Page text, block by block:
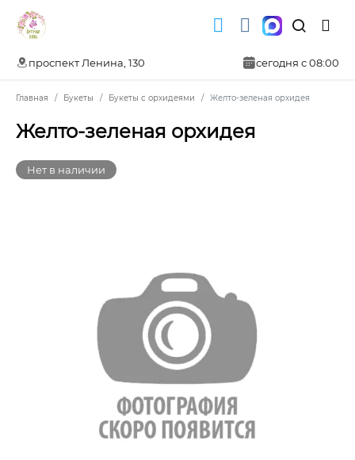
проспект Ленина, 130 сегодня с 08:00
Главная Букеты Букеты с орхидеями Желто-зеленая орхидея
Желто-зеленая орхидея
Нет в наличии